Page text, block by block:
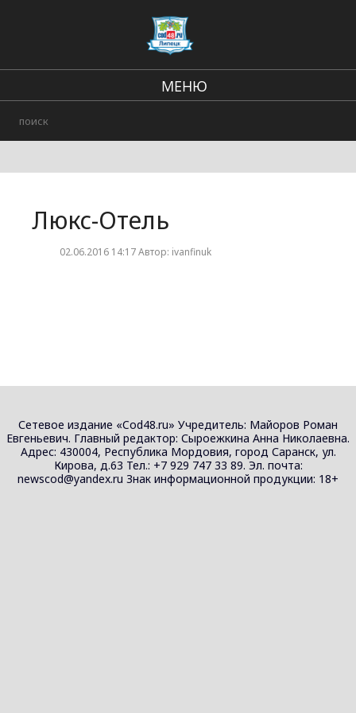
МЕНЮ
Городские события
Люкс-Отель
02.06.2016 14:17 Автор: ivanfinuk
Сетевое издание «Cod48.ru» Учредитель: Майоров Роман
Евгеньевич. Главный редактор: Сыроежкина Анна Николаевна.
Адрес: 430004, Республика Мордовия, город Саранск, ул.
Кирова, д.63 Тел.: +7 929 747 33 89. Эл. почта:
newscod@yandex.ru Знак информационной продукции: 18+